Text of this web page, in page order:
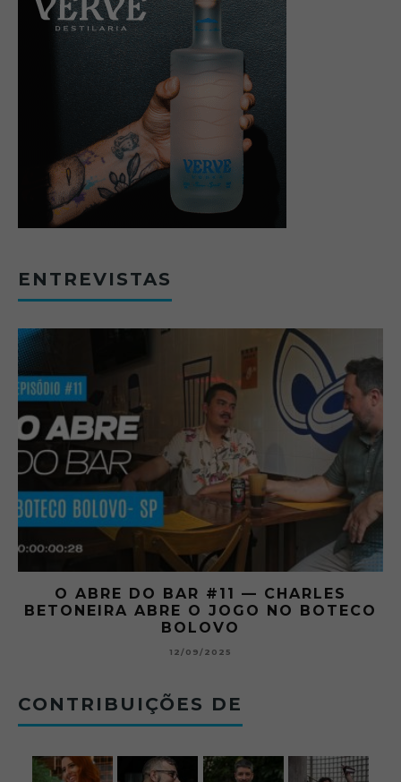
ENTREVISTAS
O ABRE DO BAR #11 — CHARLES
BETONEIRA ABRE O JOGO NO BOTECO
BOLOVO
12/09/2025
CONTRIBUIÇÕES DE